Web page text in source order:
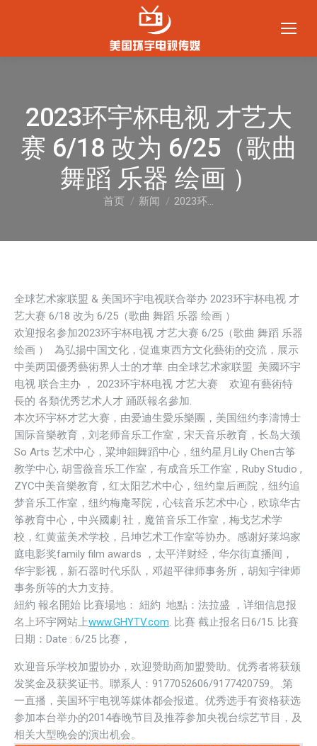
2023环宇杯电视 才艺大
赛 6/18 改为 6/25（歌曲
舞蹈 乐器 绘画 ）
您在这里：
首页 新闻 2023环…
全球艺术家联盟 & 美国环宇电视联合举办 2023环宇杯电视 才
艺大赛 6/18 改为 6/25（歌曲 舞蹈 乐器 绘画 ）
欢迎报名参加2023环宇杯电视 才艺大赛 6/25（歌曲 舞蹈 乐器
绘画 ） 為弘揚中国文化，促進東西方文化藝術的交流， 展示
中美两囯優秀藝術界人士的才華. 由全球艺术家联盟 美國环宇
电视 联合主办 ， 2023环宇杯电视 才艺大赛 欢迎有藝術特
長的 各類优秀艺术人才 踊跃報名參加.
本次环宇杯才艺大赛，由爱迪生愛乐樂團， 美国纽约李濤博士
国际音樂教育，刘老师音乐工作室，宋天音乐教育，长岛大颈
So Arts 艺术中心，粱坤鈿舞蹈中心，纽约星月Lily Chen古筝
教学中心, 胡雪薇音乐工作室，有成音乐工作室，Ruby Studio ,
ZYC中美音樂教育，红太阳艺术中心，纽约皇后画院， 纽约追
梦音乐工作室，纽约梅庵琴院，心铉音乐艺术中心，欧琼华古
筝教育中心，中兴國劇 社，魔笛音乐工作室，梅戈艺术学
校，红黄蓝美术学校，吕坤艺术工作室等协办。感谢好莱坞家
庭电影奖family film awards ，太平洋财经，华尔街直播间，
华宇影视，新石器时代乐队，邓超平律师事务所，胡知宇律师
事务所等的大力支持。
紐約 報名開始 比賽場地： 紐約 地點：法拉盛 ，详细信息报
名上环宇网站上www.GHYTV.com. 比賽 截止报名日6/15. 比賽
日期：Date : 6/25 比赛，
欢迎音乐学校加盟协办，欢迎赞助商加盟赞助。优秀者将获颁
发奖金及获奖证书。聯系人： 9177052606/9177420759。.第
一直播， 美国环宇电视等媒体都会报道。 优秀选手有资格获选
参加本台举办的2014春晚节目及推荐参加央视台综艺节目，及
相关大型晚会的演出机会。